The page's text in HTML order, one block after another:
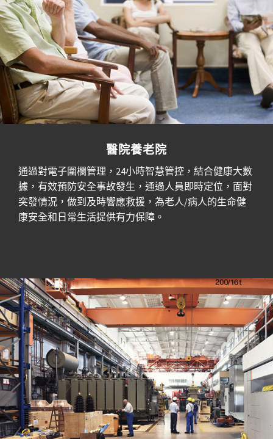
醫院養老院
通過對電子圍欄管理，24小時智慧管控，結合健康大數
據，有效預防安全事故發生，通過人員即時定位，面對
突發情況，做到及時響應救援，為老人/病人的生命健
康安全和日常生活提供有力保障。